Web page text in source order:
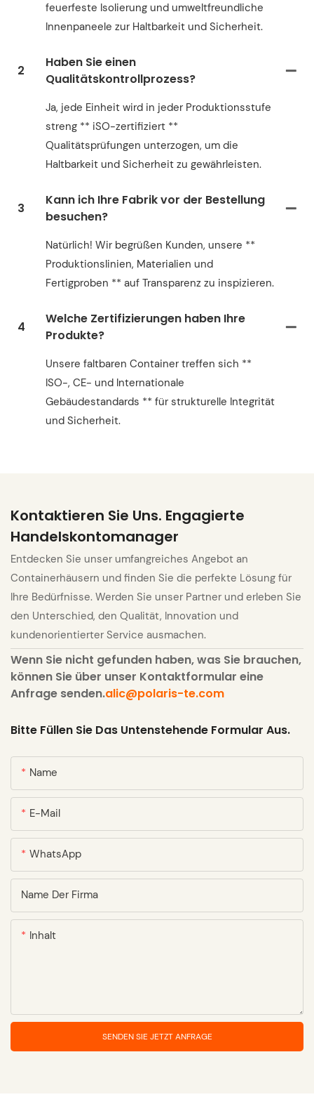
feuerfeste Isolierung und umweltfreundliche
Innenpaneele zur Haltbarkeit und Sicherheit.
2
Haben Sie einen
Qualitätskontrollprozess?
Ja, jede Einheit wird in jeder Produktionsstufe
streng ** iSO-zertifiziert **
Qualitätsprüfungen unterzogen, um die
Haltbarkeit und Sicherheit zu gewährleisten.
3
Kann ich Ihre Fabrik vor der Bestellung
besuchen?
Natürlich! Wir begrüßen Kunden, unsere **
Produktionslinien, Materialien und
Fertigproben ** auf Transparenz zu inspizieren.
4
Welche Zertifizierungen haben Ihre
Produkte?
Unsere faltbaren Container treffen sich **
ISO-, CE- und Internationale
Gebäudestandards ** für strukturelle Integrität
und Sicherheit.
Kontaktieren Sie Uns. Engagierte
Handelskontomanager
Entdecken Sie unser umfangreiches Angebot an
Containerhäusern und finden Sie die perfekte Lösung für
Ihre Bedürfnisse. Werden Sie unser Partner und erleben Sie
den Unterschied, den Qualität, Innovation und
kundenorientierter Service ausmachen.
Wenn Sie nicht gefunden haben, was Sie brauchen,
können Sie über unser Kontaktformular eine
Anfrage senden.alic@polaris-te.com
Bitte Füllen Sie Das Untenstehende Formular Aus.
Name
E-Mail
WhatsApp
Name Der Firma
Inhalt
SENDEN SIE JETZT ANFRAGE